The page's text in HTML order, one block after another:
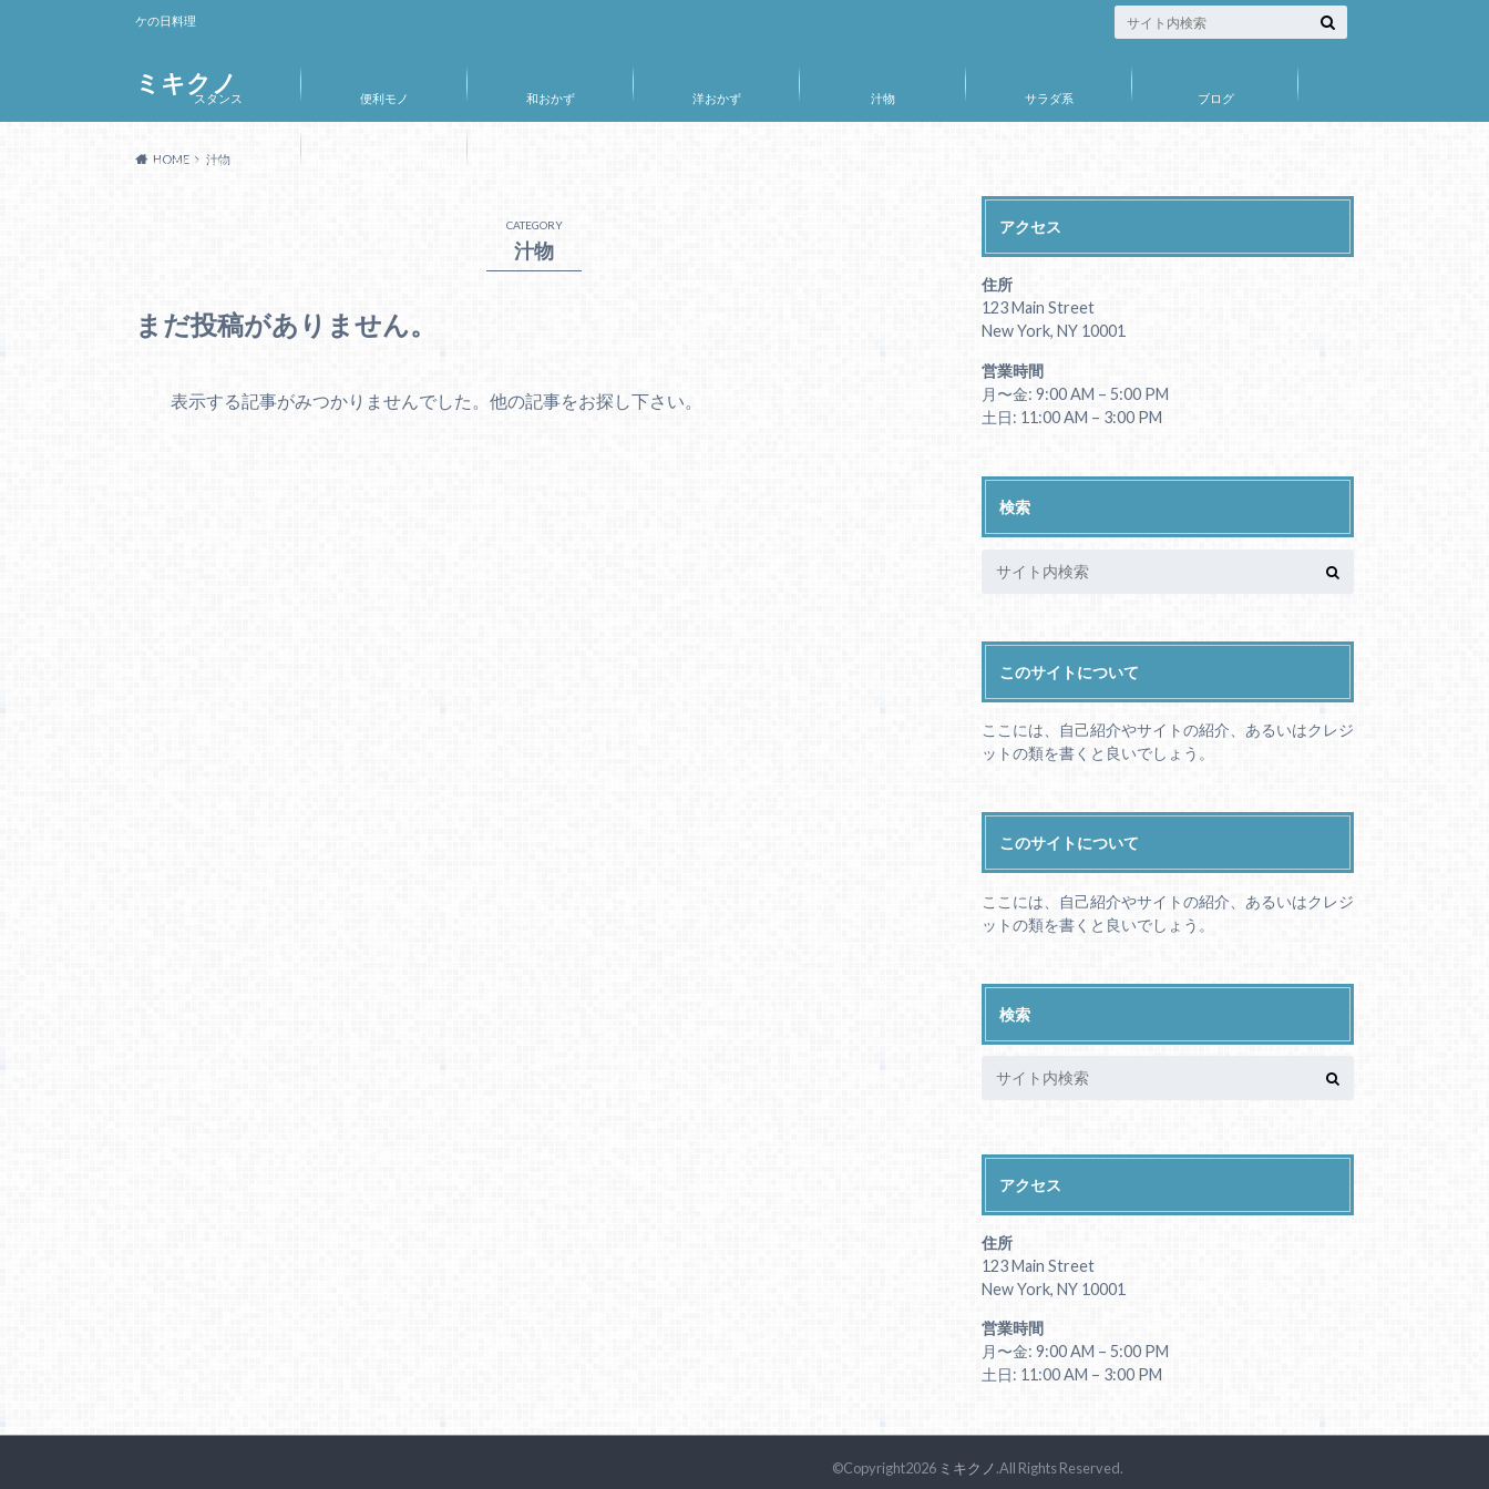
ミキクノ
ケの日料理
スタンス 便利モノ 和おかず 洋おかず 汁物 サラダ系 ブログ
ハレの日のお気に入り食材
HOME 汁物
CATEGORY
汁物
まだ投稿がありません。
表示する記事がみつかりませんでした。他の記事をお探し下さい。
アクセス
住所
123 Main Street
New York, NY 10001
営業時間
月〜金: 9:00 AM – 5:00 PM
土日: 11:00 AM – 3:00 PM
検索
このサイトについて
ここには、自己紹介やサイトの紹介、あるいはクレジ
ットの類を書くと良いでしょう。
このサイトについて
ここには、自己紹介やサイトの紹介、あるいはクレジ
ットの類を書くと良いでしょう。
検索
アクセス
住所
123 Main Street
New York, NY 10001
営業時間
月〜金: 9:00 AM – 5:00 PM
土日: 11:00 AM – 3:00 PM
©Copyright2026 ミキクノ.All Rights Reserved.